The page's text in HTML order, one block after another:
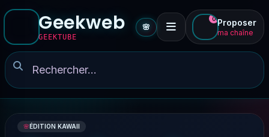
Geekweb
GEEKTUBE
🌸
0 Proposer
ma chaîne
🌸ÉDITION KAWAII